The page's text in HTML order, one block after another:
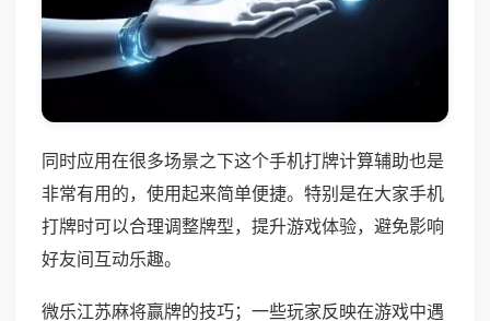
同时应用在很多场景之下这个手机打牌计算辅助也是
非常有用的，使用起来简单便捷。特别是在大家手机
打牌时可以合理调整牌型，提升游戏体验，避免影响
好友间互动乐趣。
微乐江苏麻将赢牌的技巧；一些玩家反映在游戏中遇